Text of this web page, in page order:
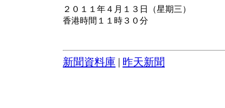
２０１１年４月１３日（星期三）
香港時間１１時３０分
新聞資料庫 昨天新聞